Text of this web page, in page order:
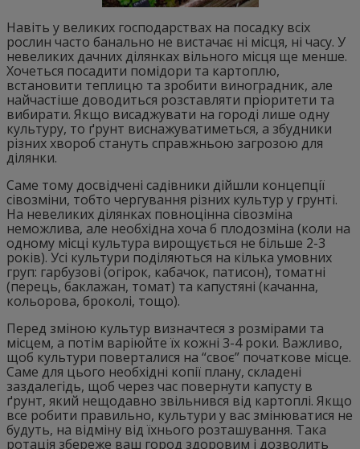
Навіть у великих господарствах на посадку всіх
рослин часто банально не вистачає ні місця, ні часу. У
невеликих дачних ділянках вільного місця ще менше.
Хочеться посадити помідори та картоплю,
встановити теплицю та зробити виноградник, але
найчастіше доводиться розставляти пріоритети та
вибирати. Якщо висаджувати на городі лише одну
культуру, то ґрунт виснажуватиметься, а збудники
різних хвороб стануть справжньою загрозою для
ділянки.
Саме тому досвідчені садівники дійшли концепції
сівозміни, тобто чергування різних культур у грунті.
На невеликих ділянках повноцінна сівозміна
неможлива, але необхідна хоча б плодозміна (коли на
одному місці культура вирощується не більше 2-3
років). Усі культури поділяються на кілька умовних
груп: гарбузові (огірок, кабачок, патисон), томатні
(перець, баклажан, томат) та капустяні (качанна,
кольорова, броколі, тощо).
Перед зміною культур визначтеся з розмірами та
місцем, а потім варіюйте їх кожні 3-4 роки. Важливо,
щоб культури поверталися на “своє” початкове місце.
Саме для цього необхідні копії плану, складені
заздалегідь, щоб через час повернути капусту в
ґрунт, який нещодавно звільнився від картоплі. Якщо
все робити правильно, культури у вас змінюватися не
будуть, на відміну від їхнього розташування. Така
ротація збереже ваш город здоровим і дозволить